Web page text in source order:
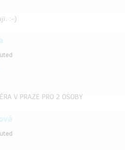
:-)
V PRAZE PRO 2 OSOBY